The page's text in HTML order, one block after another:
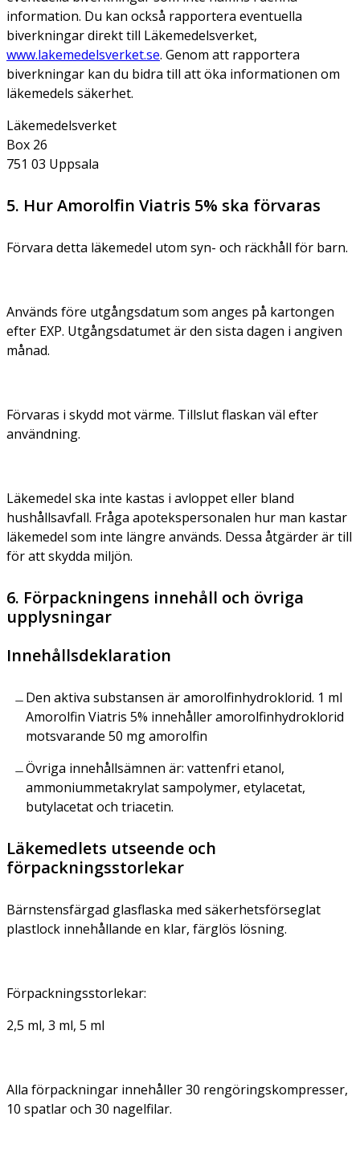
information. Du kan också rapportera eventuella
biverkningar direkt till Läkemedelsverket,
www.lakemedelsverket.se. Genom att rapportera
biverkningar kan du bidra till att öka informationen om
läkemedels säkerhet.
Läkemedelsverket
Box 26
751 03 Uppsala
5. Hur Amorolfin Viatris 5% ska förvaras
Förvara detta läkemedel utom syn- och räckhåll för barn.
Används före utgångsdatum som anges på kartongen
efter EXP. Utgångsdatumet är den sista dagen i angiven
månad.
Förvaras i skydd mot värme. Tillslut flaskan väl efter
användning.
Läkemedel ska inte kastas i avloppet eller bland
hushållsavfall. Fråga apotekspersonalen hur man kastar
läkemedel som inte längre används. Dessa åtgärder är till
för att skydda miljön.
6. Förpackningens innehåll och övriga
upplysningar
Innehållsdeklaration
Den aktiva substansen är amorolfinhydroklorid. 1 ml
Amorolfin Viatris 5% innehåller amorolfinhydroklorid
motsvarande 50 mg amorolfin
Övriga innehållsämnen är: vattenfri etanol,
ammoniummetakrylat sampolymer, etylacetat,
butylacetat och triacetin.
Läkemedlets utseende och
förpackningsstorlekar
Bärnstensfärgad glasflaska med säkerhetsförseglat
plastlock innehållande en klar, färglös lösning.
Förpackningsstorlekar:
2,5 ml, 3 ml, 5 ml
Alla förpackningar innehåller 30 rengöringskompresser,
10 spatlar och 30 nagelfilar.